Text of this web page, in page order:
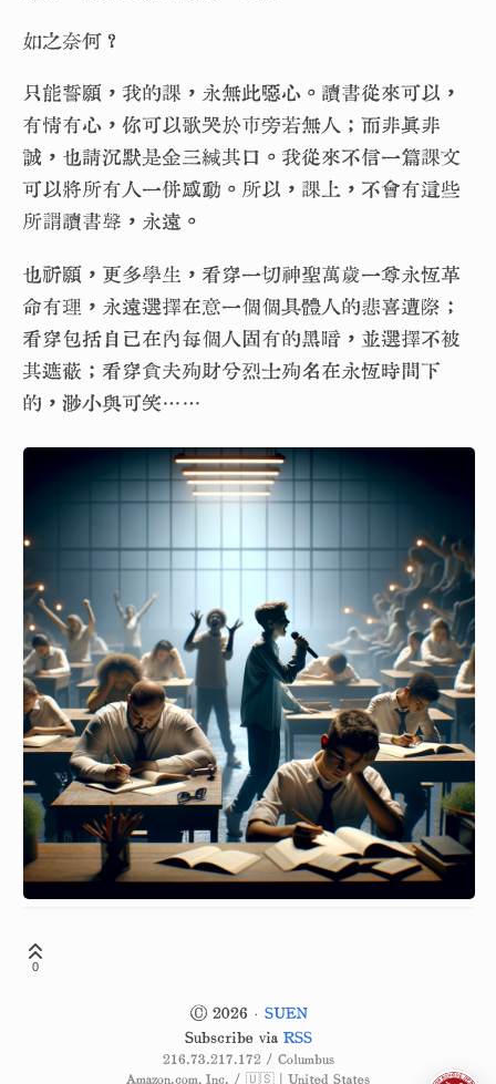
如之奈何？
只能誓願，我的課，永無此噁心。讀書從來可以，
有情有心，你可以歌哭於市旁若無人；而非真非
誠，也請沉默是金三緘其口。我從來不信一篇課文
可以將所有人一併感動。所以，課上，不會有這些
所謂讀書聲，永遠。
也祈願，更多學生，看穿一切神聖萬歲一尊永恆革
命有理，永遠選擇在意一個個具體人的悲喜遭際；
看穿包括自己在內每個人固有的黑暗，並選擇不被
其遮蔽；看穿貪夫殉財兮烈士殉名在永恆時間下
的，渺小與可笑……
0
© 2026 · SUEN
Subscribe via RSS
216.73.217.172 / Columbus
Amazon.com, Inc. / 🇺🇸 | United States